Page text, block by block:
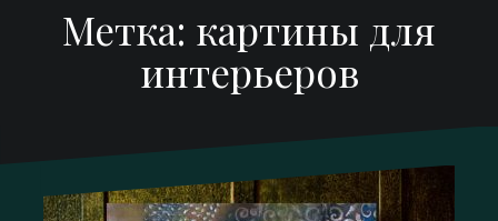
Метка: картины для
интерьеров